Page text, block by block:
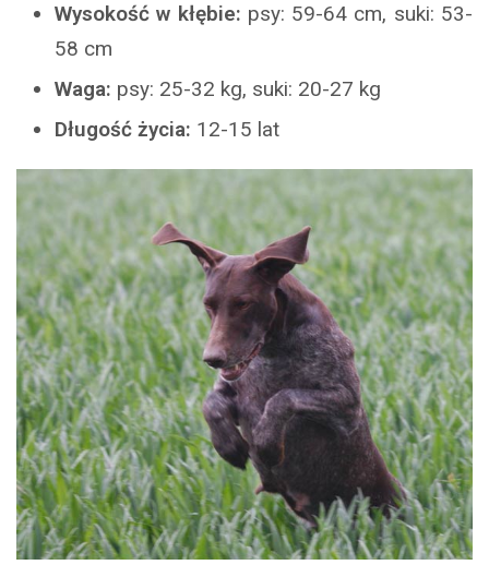
Wysokość w kłębie: psy: 59-64 cm, suki: 53-
58 cm
Waga: psy: 25-32 kg, suki: 20-27 kg
Długość życia: 12-15 lat